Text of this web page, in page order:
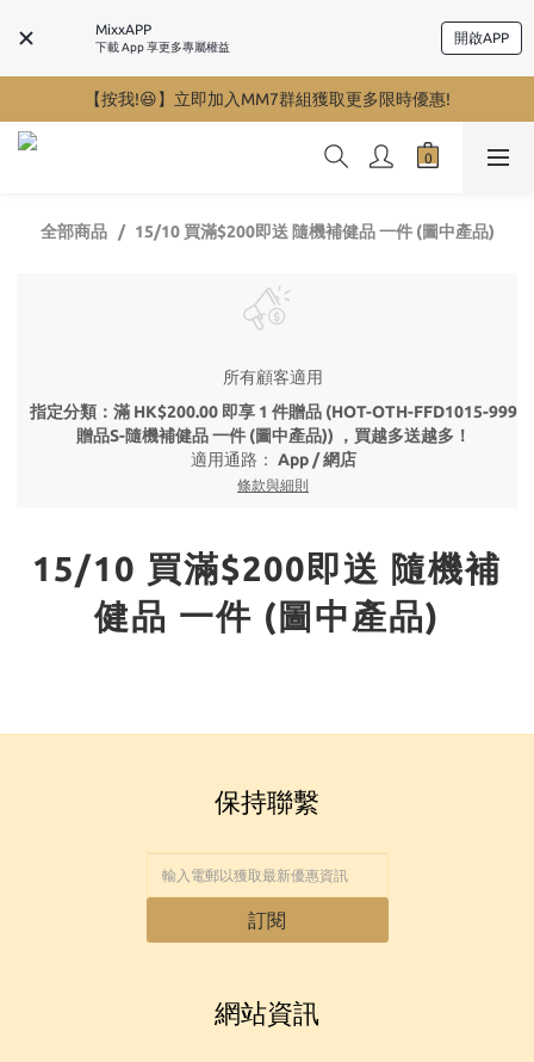
MixxAPP
下載 App 享更多專屬權益
開啟APP
【按我!😆】立即加入MM7群組獲取更多限時優惠!
全部商品 15/10 買滿$200即送 隨機補健品 一件 (圖中產品)
所有顧客適用
指定分類：滿 HK$200.00 即享 1 件贈品 (HOT-OTH-FFD1015-999
贈品S-隨機補健品 一件 (圖中產品)) ，買越多送越多！
適用通路： App / 網店
條款與細則
15/10 買滿$200即送 隨機補
健品 一件 (圖中產品)
保持聯繫
訂閱
網站資訊